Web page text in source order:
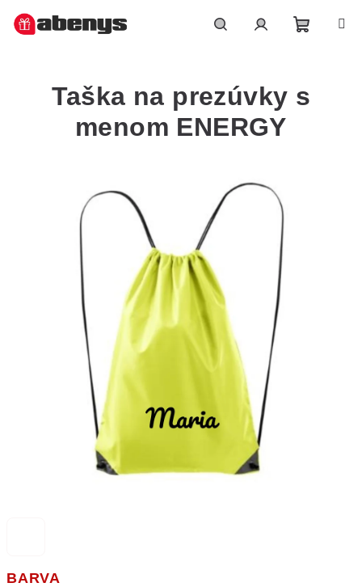
košík
BARVA
Taška na prezúvky s
menom ENERGY